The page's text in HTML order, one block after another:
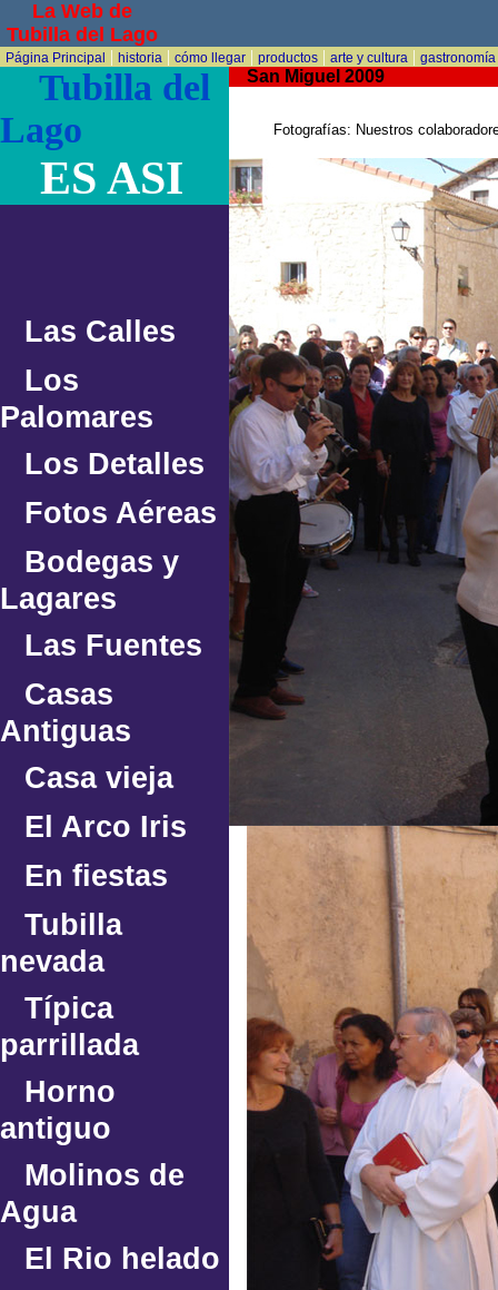
La Web de
Tubilla del Lago
Página Principal | historia | cómo llegar| productos| arte y cultura | gastronomía
Tubilla del
Lago
ES ASI
Las Calles
Los
Palomares
Los Detalles
Fotos Aéreas
Bodegas y
Lagares
Las Fuentes
Casas
Antiguas
Casa vieja
El Arco Iris
En fiestas
Tubilla
nevada
Típica
parrillada
Horno
antiguo
Molinos de
Agua
El Rio helado
San Miguel 2009
Fotografías: Nuestros